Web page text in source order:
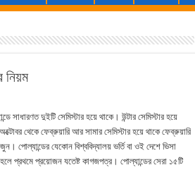
নিয়ম
সাধারণত দুইটি সেমিস্টার হয়ে থাকে। উন্টার সেমিস্টার হয়ে
থেকে ফেব্রুয়ারি আর সামার সেমিস্টার হয়ে থাকে ফেব্রুয়ারি
পোল্যান্ডের যেকোন বিশ্ববিদ্যালয় ভর্তি বা ওই দেশে ভিসা
প্রথমে প্রয়োজন যতেষ্ট কাগজপত্র। পোল্যান্ডের সেরা ১৫টি